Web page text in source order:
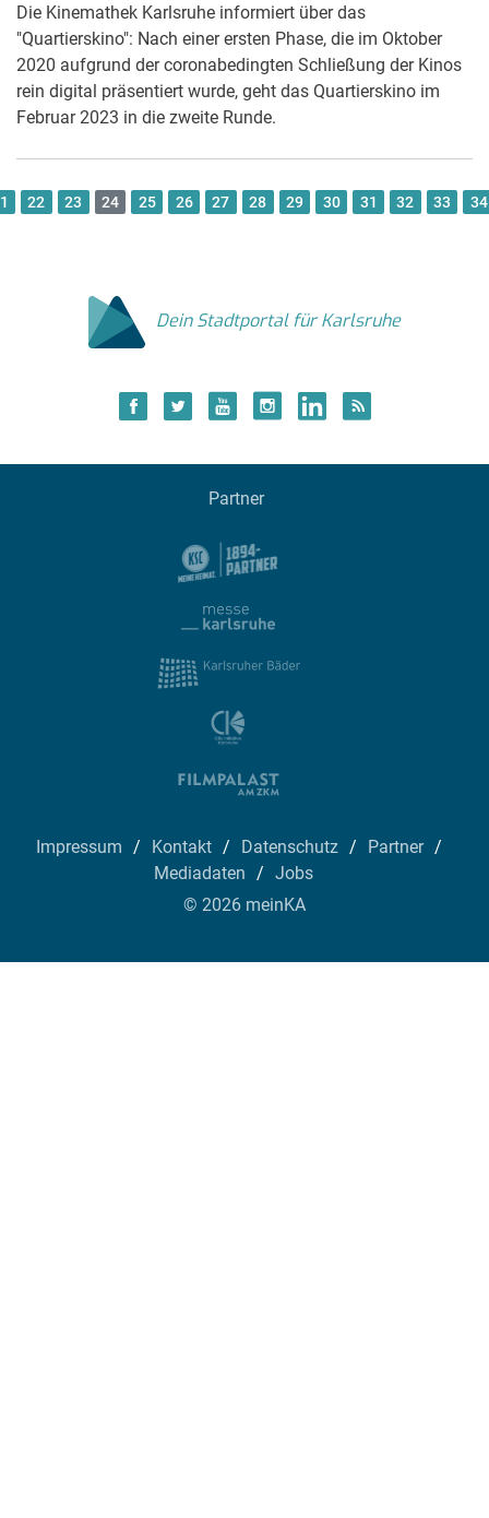
Die Kinemathek Karlsruhe informiert über das
"Quartierskino": Nach einer ersten Phase, die im Oktober
2020 aufgrund der coronabedingten Schließung der Kinos
rein digital präsentiert wurde, geht das Quartierskino im
Februar 2023 in die zweite Runde.
22 23 24 25 26 27 28 29 30 31 32 33 34
Dein Stadtportal für Karlsruhe
Partner
Impressum Kontakt Datenschutz
Partner
Mediadaten
Jobs
© 2026 meinKA